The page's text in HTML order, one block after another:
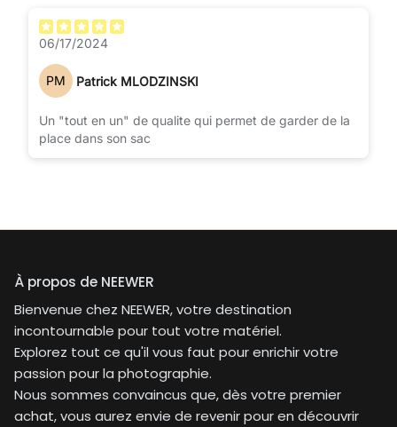
06/17/2024
PM Patrick MLODZINSKI
Un "tout en un" de qualite qui permet de garder de la
place dans son sac
À propos de NEEWER
Bienvenue chez NEEWER, votre destination
incontournable pour tout votre matériel.
Explorez tout ce qu'il vous faut pour enrichir votre
passion pour la photographie.
Nous sommes convaincus que, dès votre premier
achat, vous aurez envie de revenir pour en découvrir